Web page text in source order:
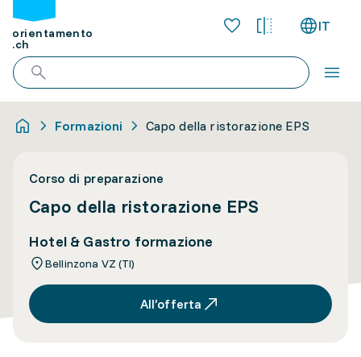
orientamento
.ch
IT
Formazioni Capo della ristorazione EPS
Corso di preparazione
Capo della ristorazione EPS
Hotel & Gastro formazione
Bellinzona VZ (TI)
All’offerta